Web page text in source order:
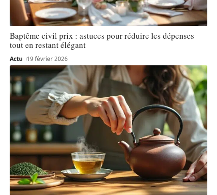
Baptême civil prix : astuces pour réduire les dépenses
tout en restant élégant
Actu 19 février 2026